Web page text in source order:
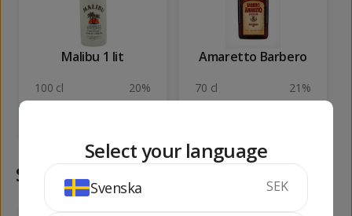
Malibu 1 lit
100 cl 20%
Amaretto Barbero
70 cl 21%
Samma kategori
Select your language
Svenska SEK